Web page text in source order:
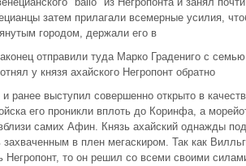
затем прилагали всемерные усилия,
городом, держали его в
отправили туда Марко Градениго с семью
у князя ахайского Негропонт обратно
ранее выступил совершенно открыто в
его проникли вплоть до Коринфа, а
самих Афин. Князь ахайский однажды
в плен мегаскиром. Так как
Негропонт, то он решил со всеми своими